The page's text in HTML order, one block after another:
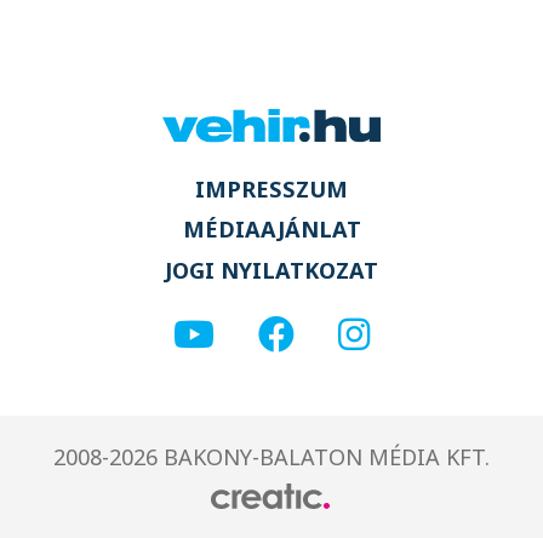
IMPRESSZUM
MÉDIAAJÁNLAT
JOGI NYILATKOZAT
2008-2026 BAKONY-BALATON MÉDIA KFT.